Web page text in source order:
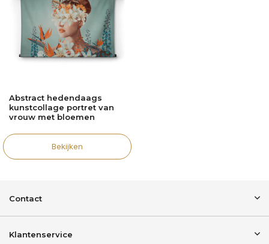
Abstract hedendaags
kunstcollage portret van
vrouw met bloemen
Bekijken
Contact
Klantenservice